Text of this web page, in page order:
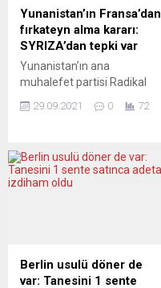
nokta fark etmeksizin
ülkeye giriş yapan kişiler
herhangi bir düzenlemeye
tabi tutulmayacak. Covid-19
kayıt formu,...
Yunanistan’ın Fransa’dan
fırkateyn alma kararı:
SYRIZA’dan tepki var
Yunanistan’ın ana
muhalefet partisi Radikal
Fransa ile imzalanan
eleştirdi.
SYRIZA’dan yapılan
yana olsalar da, bunun
egemenlik haklarının
29.09.2021 0 72
Berlin usulü döner de
var: Tanesini 1 sente